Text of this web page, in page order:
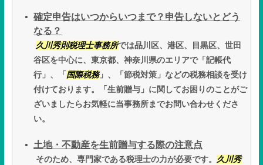
確定申告はいつからいつまで？申告しないとどう
なる？
久川秀則税理士事務所では品川区、港区、目黒区、世田
谷区を中心に、東京都、神奈川県のエリアで「記帳代
行」、「 国際税務」、「節税対策」などの税務相談を受け
付けております。「生前贈与」に関してお困りのことがご
ざいましたらお気軽に当事務所までお問い合わせくださ
い。
土地・不動産を生前贈与する際の注意点
そのため、専門家である税理士の力が必要です。 久川秀